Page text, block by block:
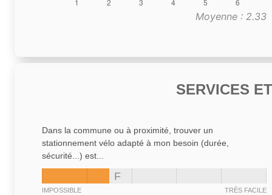
Moyenne : 2.33
SERVICES
Dans la commune ou à proximité, trouver un
stationnement vélo adapté à mon besoin (durée,
sécurité...) est...
F
IMPOSSIBLE TRÈS FACILE